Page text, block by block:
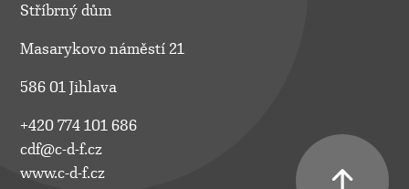
Stříbrný dům
Masarykovo náměstí 21
586 01 Jihlava
+420 774 101 686
cdf@c-d-f.cz
www.c-d-f.cz